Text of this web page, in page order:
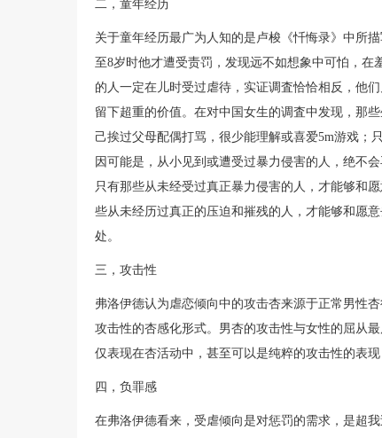
二，童年经历
关于童年经历最广为人知的是卢梭《忏悔录》中所
至8岁时他才遭受责罚，发现远不如想象中可怕，
的人一定在儿时受过虐待，实证调査恰恰相反，他
留下超重的价值。在对中国女生的调査中发现，那
己挨过父母配偶打骂，很少能理解或喜爱5m游戏；
因可能是，从小见到或遭受过暴力侵害的人，绝不
只有那些从未经受过真正暴力侵害的人，才能够和
些从未经历过真正的压迫和摧残的人，才能够和愿
处。
三，攻击性
弗洛伊德认为虐恋倾向中的攻击杏来源于正常男性
攻击性的杏感化形式。男杏的攻击性与女性的屈从
仅表现在杏活动中，甚至可以是纯粹的攻击性的表
四，负罪感
在弗洛伊德看来，受虐倾向是对惩罚的需求，是超